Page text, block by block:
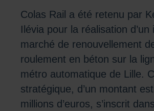
Colas Rail a été retenu par
Ilévia pour la réalisation d’un
marché de renouvellement
roulement en béton sur la
métro automatique de Lille.
stratégique, d’un montant
millions d’euros, s’inscrit